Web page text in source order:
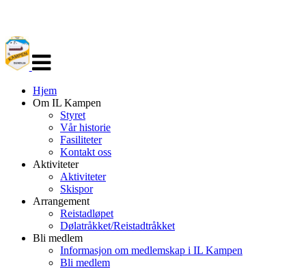
navigasjon
Hjem
Om IL Kampen
Styret
Vår historie
Fasiliteter
Kontakt oss
Aktiviteter
Aktiviteter
Skispor
Arrangement
Reistadløpet
Dølatråkket/Reistadtråkket
Bli medlem
Informasjon om medlemskap i IL Kampen
Bli medlem